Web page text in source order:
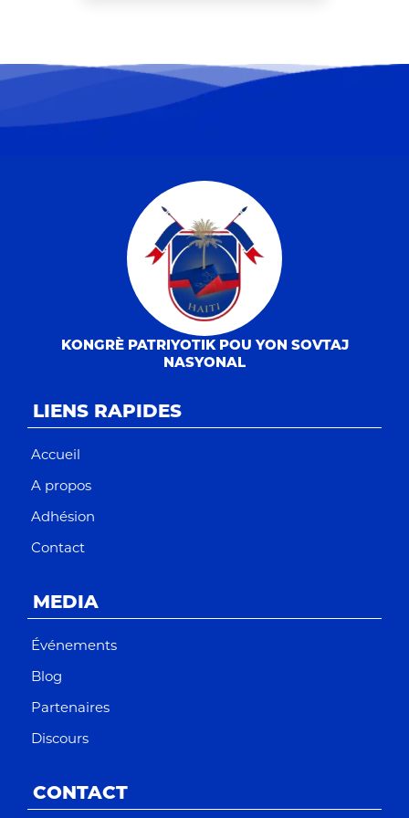
KONGRÈ PATRIYOTIK POU YON SOVTAJ
NASYONAL
LIENS RAPIDES
Accueil
A propos
Adhésion
Contact
MEDIA
Événements
Blog
Partenaires
Discours
CONTACT